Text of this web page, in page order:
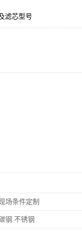
滤芯型号
场条件定制
钢 不锈钢